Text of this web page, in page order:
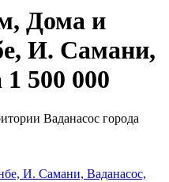
Дома и
И. Самани,
500 000
Ваданасос города